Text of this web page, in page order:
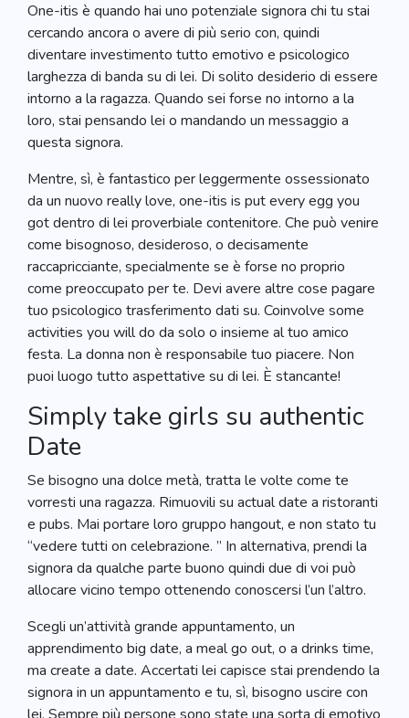
One-itis è quando hai uno potenziale signora chi tu stai
cercando ancora o avere di più serio con, quindi
diventare investimento tutto emotivo e psicologico
larghezza di banda su di lei. Di solito desiderio di essere
intorno a la ragazza. Quando sei forse no intorno a la
loro, stai pensando lei o mandando un messaggio a
questa signora.
Mentre, sì, è fantastico per leggermente ossessionato
da un nuovo really love, one-itis is put every egg you
got dentro di lei proverbiale contenitore. Che può venire
come bisognoso, desideroso, o decisamente
raccapricciante, specialmente se è forse no proprio
come preoccupato per te. Devi avere altre cose pagare
tuo psicologico trasferimento dati su. Coinvolve some
activities you will do da solo o insieme al tuo amico
festa. La donna non è responsabile tuo piacere. Non
puoi luogo tutto aspettative su di lei. È stancante!
Simply take girls su authentic
Date
Se bisogno una dolce metà, tratta le volte come te
vorresti una ragazza. Rimuovili su actual date a ristoranti
e pubs. Mai portare loro gruppo hangout, e non stato tu
“vedere tutti on celebrazione. ” In alternativa, prendi la
signora da qualche parte buono quindi due di voi può
allocare vicino tempo ottenendo conoscersi l’un l’altro.
Scegli un’attività grande appuntamento, un
apprendimento big date, a meal go out, o a drinks time,
ma create a date. Accertati lei capisce stai prendendo la
signora in un appuntamento e tu, sì, bisogno uscire con